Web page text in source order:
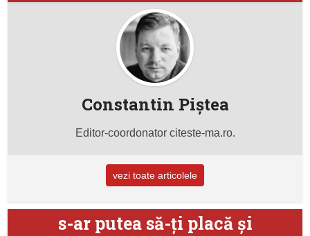
Constantin Piştea
Editor-coordonator citeste-ma.ro.
vezi toate articolele
s-ar putea să-ţi placă şi